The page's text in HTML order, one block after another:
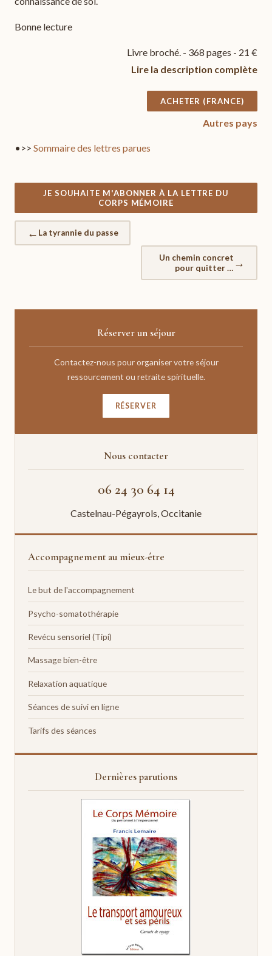
Bonne lecture
Livre broché. - 368 pages - 21 €
Lire la description complète
ACHETER (FRANCE)
Autres pays
•>> Sommaire des lettres parues
JE SOUHAITE M'ABONNER À LA LETTRE DU
CORPS MÉMOIRE
← La tyrannie du passe
Un chemin concret
pour quitter la
souffrance
→
Réserver un séjour
Contactez-nous pour organiser votre séjour
ressourcement ou retraite spirituelle.
RÉSERVER
Nous contacter
06 24 30 64 14
Castelnau-Pégayrols, Occitanie
Accompagnement au mieux-être
Le but de l'accompagnement
Psycho-somatothérapie
Revécu sensoriel (Tipi)
Massage bien-être
Relaxation aquatique
Séances de suivi en ligne
Tarifs des séances
Dernières parutions